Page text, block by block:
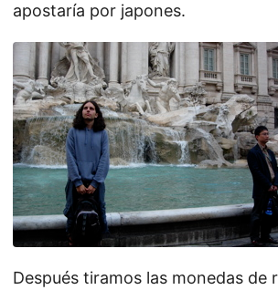
apostaría por japones.
Después tiramos las monedas de